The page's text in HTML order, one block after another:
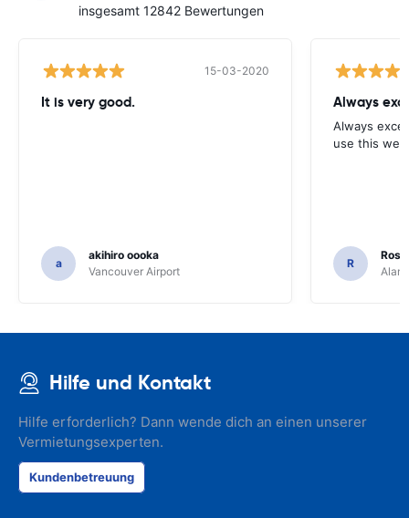
insgesamt 12842 Bewertungen
15-03-2020
It is very good.
a
akihiro oooka
Vancouver Airport
Always
Always
use this
R
Hilfe und Kontakt
Hilfe erforderlich? Dann wende dich an einen unserer
Vermietungsexperten.
Kundenbetreuung